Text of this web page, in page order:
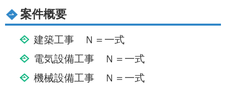
案件概要
建築工事 Ｎ＝一式
電気設備工事 Ｎ＝一式
機械設備工事 Ｎ＝一式